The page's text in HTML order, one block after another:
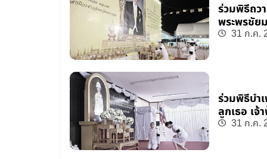
ร่วมพิธีถว
พระพรชัย
31 ก.ค.
ร่วมพิธีบำ
ลูกเธอ เจ้
สิริพัชร ม
31 ก.ค.